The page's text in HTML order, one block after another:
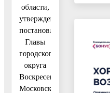
области,
утвержденный
постановлением
Главы
городского
округа
Воскресенск
Московской